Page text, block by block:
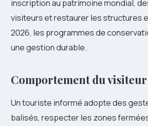
inscription au patrimoine mondial,
visiteurs et restaurer les structures
2026, les programmes de
une gestion durable.
Comportement du
Un touriste informé adopte des
balisés, respecter les zones